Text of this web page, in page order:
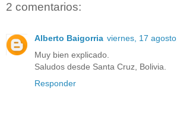
2 comentarios:
Alberto Baigorria viernes, 17
Muy bien explicado.
Saludos desde Santa Cruz, Bolivia.
Responder